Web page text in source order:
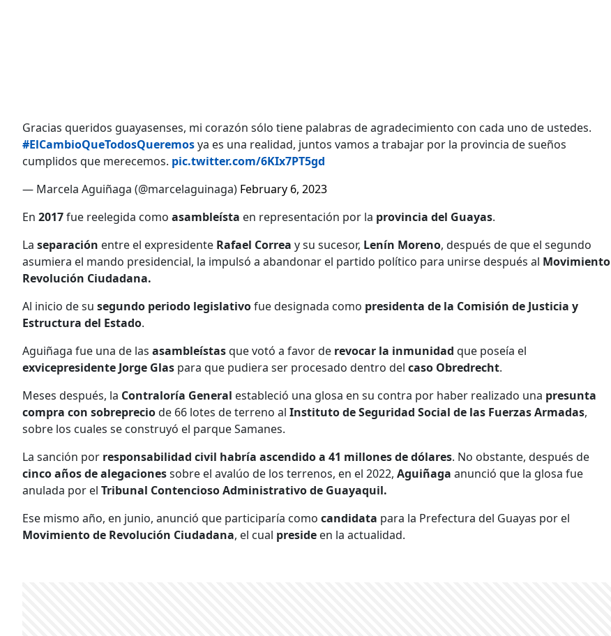
Gracias queridos guayasenses, mi corazón sólo tiene palabras de agradecimiento con cada uno de ustedes.
#ElCambioQueTodosQueremosya es una realidad, juntos vamos a trabajar por la provincia de sueños
cumplidos que merecemos. pic.twitter.com/6KIx7PT5gd
— Marcela Aguiñaga (@marcelaguinaga) February 6, 2023
En 2017fue reelegida como asambleísta en representación por la provincia del Guayas.
La separación entre el expresidente Rafael Correa y su sucesor, Lenín Moreno, después de que el segundo
asumiera el mando presidencial, la impulsó a abandonar el partido político para unirse después al Movimiento
Revolución Ciudadana.
Al inicio de su segundo periodo legislativofue designada como presidenta de la Comisión de Justicia y
Estructura del Estado.
Aguiñaga fue una de las asambleístasque votó a favor de revocar la inmunidad que poseía el
exvicepresidente Jorge Glas para que pudiera ser procesado dentro del caso Obredrecht.
​​Meses después, la Contraloría General estableció una glosa en su contra por haber realizado una presunta
compra con sobrepreciode 66 lotes de terreno al Instituto de Seguridad Social de las Fuerzas Armadas,
sobre los cuales se construyó el parque Samanes.
La sanción por responsabilidad civil habría ascendido a 41 millones de dólares. No obstante, después de
cinco años de alegacionessobre el avalúo de los terrenos, en el 2022, Aguiñaga anunció que la glosa fue
anulada por el Tribunal Contencioso Administrativo de Guayaquil.
Ese mismo año, en junio, anunció que participaría como candidata para la Prefectura del Guayas por el
Movimiento de Revolución Ciudadana, el cual preside en la actualidad.